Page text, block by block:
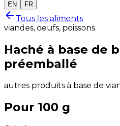
EN
FR
Tous les aliments
viandes, oeufs, poissons
Haché à base de
préemballé
autres produits à base de
Pour 100 g